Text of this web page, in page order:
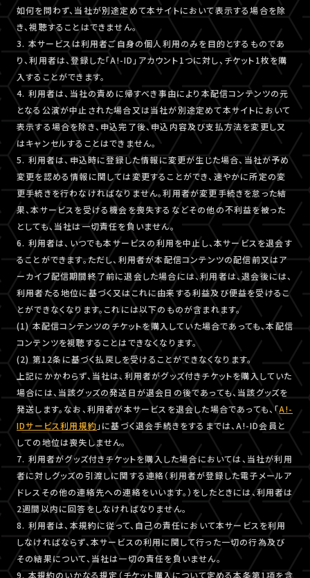
如何を問わず、当社が別途定めて本サイトにおいて表示する場合を除
き、視聴することはできません。
3. 本サービスは利用者ご自身の個人利用のみを目的とするものであ
り、利用者は、登録した「A!-ID」アカウント1つに対し、チケット1枚を購
入することができます。
4. 利用者は、当社の責めに帰すべき事由により本配信コンテンツの元
となる公演が中止された場合又は当社が別途定めて本サイトにおいて
表示する場合を除き、申込完了後、申込内容及び支払方法を変更し又
はキャンセルすることはできません。
5. 利用者は、申込時に登録した情報に変更が生じた場合、当社が予め
変更を認める情報に関しては変更することができ、速やかに所定の変
更手続きを行わなければなりません。利用者が変更手続きを怠った結
果、本サービスを受ける機会を喪失するなどその他の不利益を被った
としても、当社は一切責任を負いません。
6. 利用者は、いつでも本サービスの利用を中止し、本サービスを退会す
ることができます。ただし、利用者が本配信コンテンツの配信前又はア
ーカイブ配信期間終了前に退会した場合には、利用者は、退会後には、
利用者たる地位に基づく又はこれに由来する利益及び便益を受けるこ
とができなくなります。これには以下のものが含まれます。
(1) 本配信コンテンツのチケットを購入していた場合であっても、本配信
コンテンツを視聴することはできなくなります。
(2) 第12条に基づく払戻しを受けることができなくなります。
上記にかかわらず、当社は、利用者がグッズ付きチケットを購入していた
場合には、当該グッズの発送日が退会日の後であっても、当該グッズを
発送します。なお、利用者が本サービスを退会した場合であっても、「A!-
IDサービス利用規約 」に基づく退会手続きをするまでは、A!-ID会員と
しての地位は喪失しません。
7. 利用者がグッズ付きチケットを購入した場合においては、当社が利用
者に対しグッズの引渡しに関する連絡（利用者が登録した電子メールア
ドレスその他の連絡先への連絡をいいます。）をしたときには、利用者は
2週間以内に回答をしなければなりません。
8. 利用者は、本規約に従って、自己の責任において本サービスを利用
しなければならず、本サービスの利用に関して行った一切の行為及び
その結果について、当社は一切の責任を負いません。
9. 本規約のいかなる規定（チケット購入について定める本条第1項を含